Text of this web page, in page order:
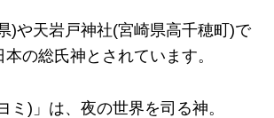
)や天岩戸神社(宮崎県高千穂町)で
の総氏神とされています。
ミ)」は、夜の世界を司る神。